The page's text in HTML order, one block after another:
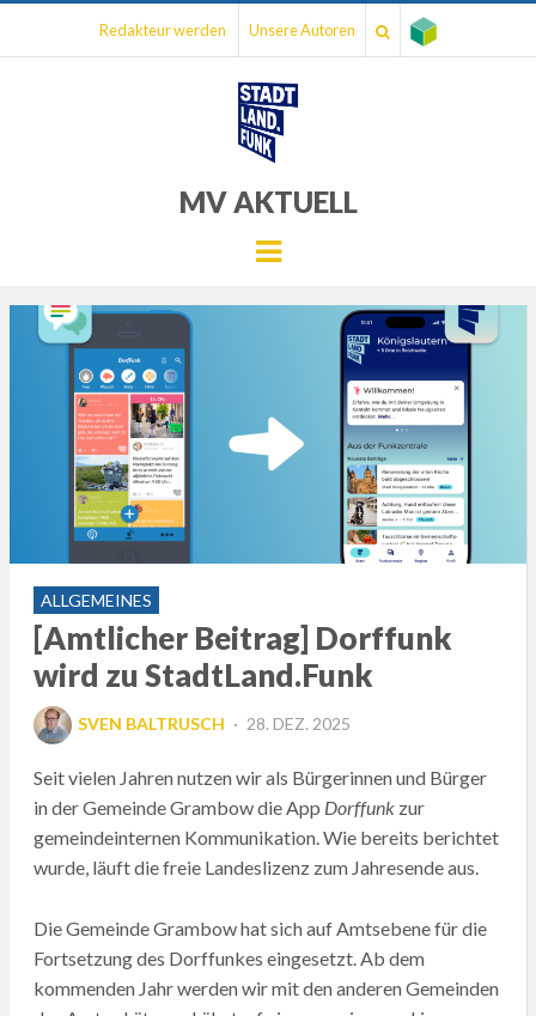
Redakteur werden Unsere Autoren
MV AKTUELL
Menu
ALLGEMEINES
[Amtlicher Beitrag] Dorffunk
wird zu StadtLand.Funk
SVEN BALTRUSCH
POSTED
28. DEZ. 2025
Seit vielen Jahren nutzen wir als Bürgerinnen und Bürger
in der Gemeinde Grambow die App Dorffunkzur
gemeindeinternen Kommunikation. Wie bereits berichtet
wurde, läuft die freie Landeslizenz zum Jahresende aus.
Die Gemeinde Grambow hat sich auf Amtsebene für die
Fortsetzung des Dorffunkes eingesetzt. Ab dem
kommenden Jahr werden wir mit den anderen Gemeinden